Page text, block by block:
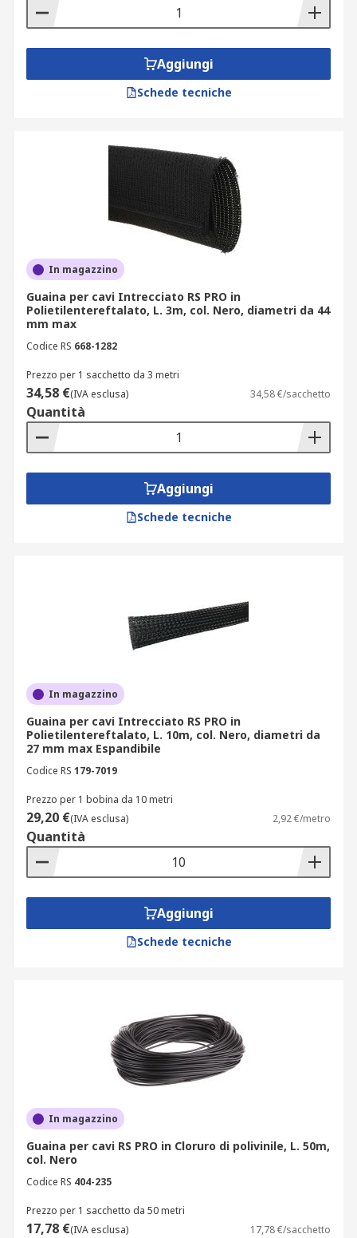
Aggiungi
Schede tecniche
In magazzino
Guaina per cavi Intrecciato RS PRO in
Polietilentereftalato, L. 3m, col. Nero, diametri da 44
mm max
Codice RS 668-1282
Prezzo per 1 sacchetto da 3 metri
34,58 €(IVA esclusa) 34,58 €/sacchetto
Quantità
Aggiungi
Schede tecniche
In magazzino
Guaina per cavi Intrecciato RS PRO in
Polietilentereftalato, L. 10m, col. Nero, diametri da
27 mm max Espandibile
Codice RS 179-7019
Prezzo per 1 bobina da 10 metri
29,20 €(IVA esclusa) 2,92 €/metro
Quantità
Aggiungi
Schede tecniche
In magazzino
Guaina per cavi RS PRO in Cloruro di polivinile, L. 50m,
col. Nero
Codice RS 404-235
Prezzo per 1 sacchetto da 50 metri
17,78 €(IVA esclusa) 17,78 €/sacchetto